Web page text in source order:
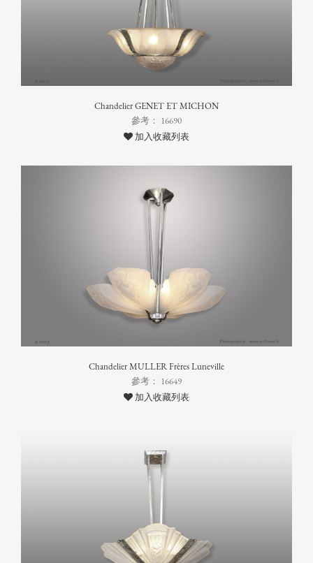
Chandelier GENET ET MICHON
參考： 16690
加入收藏列表
Chandelier MULLER Frères Luneville
參考： 16649
加入收藏列表